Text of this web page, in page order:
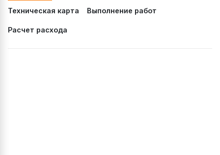
Техническая карта Выполнение работ
Расчет расхода